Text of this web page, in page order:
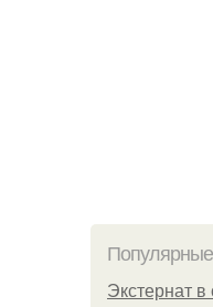
Экстернат в